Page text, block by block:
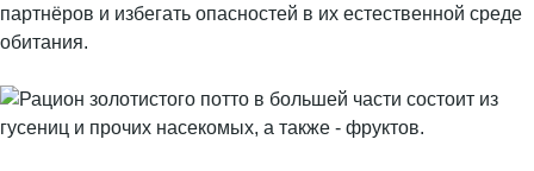
партнёров и избегать опасностей в их естественной среде
обитания.